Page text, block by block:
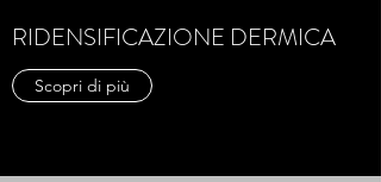
RIDENSIFICAZIONE DERMICA
Scopri di più